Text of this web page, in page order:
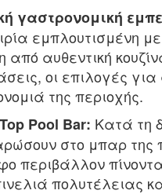
γαστρονομική
εμπλουτισμένη
από αυθεντική
οι επιλογές
της περιοχής.
Pool Bar: Κατά τη
στο μπαρ της
περιβάλλον
πολυτέλειας